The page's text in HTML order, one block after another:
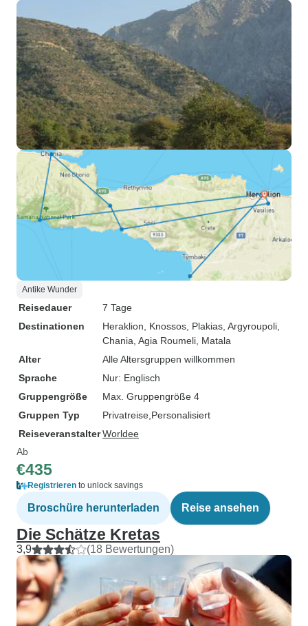
Antike Wunder
Reisedauer
7 Tage
Destinationen
Heraklion , Knossos , Plakias , Argyroupoli
Chania , Agia Roumeli , Matala
Alter
Alle Altersgruppen willkommen
Sprache
Nur: Englisch
Gruppengröße
Max. Gruppengröße 4
Gruppen Typ
Privatreise Personalisiert
ReiseveranstalterWorldee
Ab
€435
Registrieren to unlock savings
Broschüre herunterladen Reise ansehen
Die Schätze Kretas
3,9 (18 Bewertungen)